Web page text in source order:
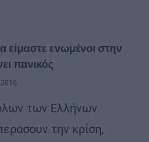
είμαστε ενωμένοι στην
πανικός
των Ελλήνων
την κρίση,